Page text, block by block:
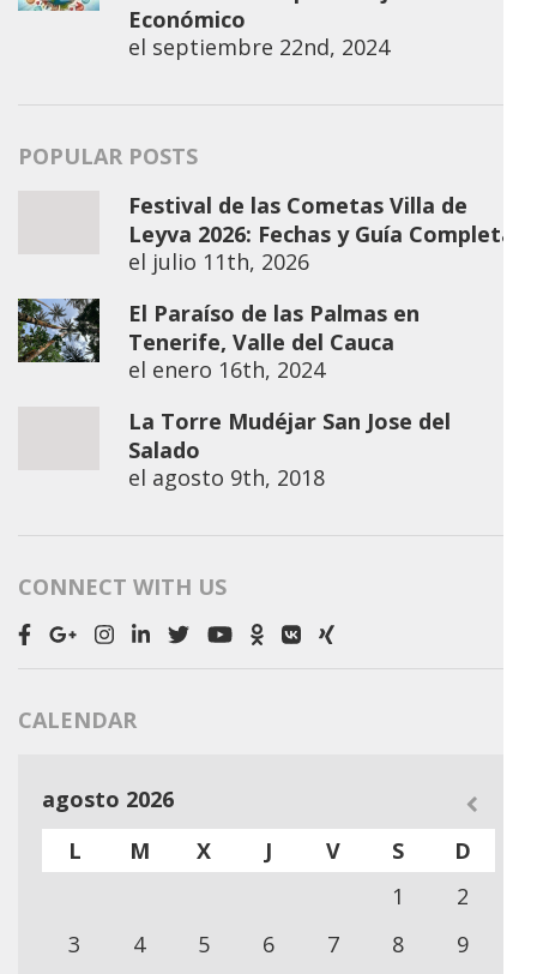
Económico
el septiembre 22nd, 2024
POPULAR POSTS
Festival de las Cometas Villa de
Leyva 2026: Fechas y Guía Completa
el julio 11th, 2026
El Paraíso de las Palmas en
Tenerife, Valle del Cauca
el enero 16th, 2024
La Torre Mudéjar San Jose del
Salado
el agosto 9th, 2018
CONNECT WITH US
CALENDAR
agosto 2026
L
M X J V S
D
1
2
3
4 5 6 7 8
9